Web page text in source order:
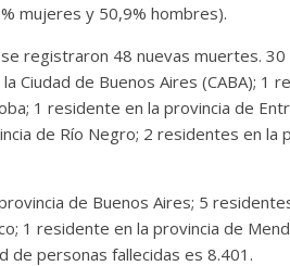
mujeres y 50,9% hombres).
registraron 48 nuevas muertes.
Ciudad de Buenos Aires (CABA); 1
1 residente en la provincia de
de Río Negro; 2 residentes en la
de Buenos Aires; 5
1 residente en la provincia de
de personas fallecidas es 8.401.